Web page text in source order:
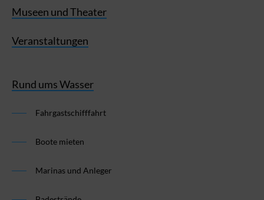
Museen und Theater
Veranstaltungen
Rund ums Wasser
Fahrgastschifffahrt
Boote mieten
Marinas und Anleger